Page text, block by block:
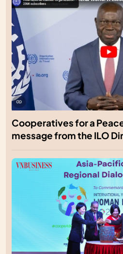
Cooperatives for a
message from the ILO